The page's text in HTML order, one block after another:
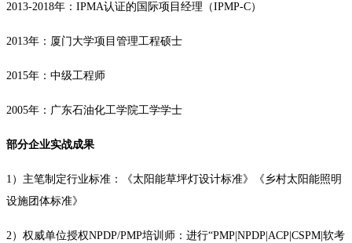
2013-2018年：IPMA认证的国际项目经理（IPMP-C）
2013年：厦门大学项目管理工程硕士
2015年：中级工程师
2005年：广东石油化工学院工学学士
部分企业实战成果
1）主笔制定行业标准：《太阳能草坪灯设计标准》《乡村太阳能照明
设施团体标准》
2）权威单位授权NPDP/PMP培训师：进行“PMP|NPDP|ACP|CSPM|软考